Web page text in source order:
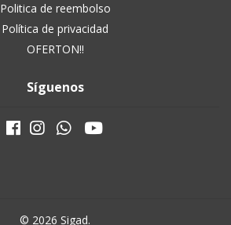
Politica de reembolso
Política de privacidad
OFERTON!!
Síguenos
© 2026 Sigad.